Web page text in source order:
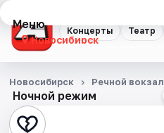
Концерты Театр
Меню
Новосибирск
Концерты
Театр
Ночной режим
Новосибирск Речной вокзал